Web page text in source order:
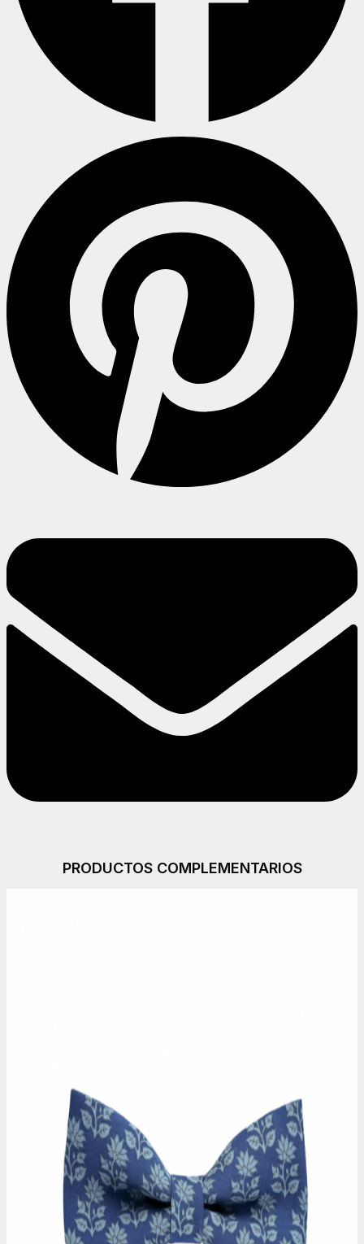
PRODUCTOS COMPLEMENTARIOS